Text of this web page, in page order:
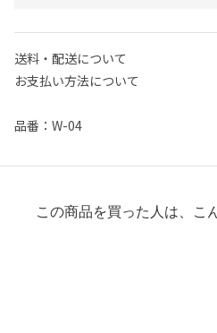
送料・配送について
お支払い方法について
品番：W-04
この商品を買った人は、こ